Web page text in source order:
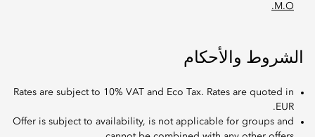
M.O.
الشروط والأحكام
Rates are subject to 10% VAT and Eco Tax. Rates are quoted in
EUR.
Offer is subject to availability, is not applicable for groups and